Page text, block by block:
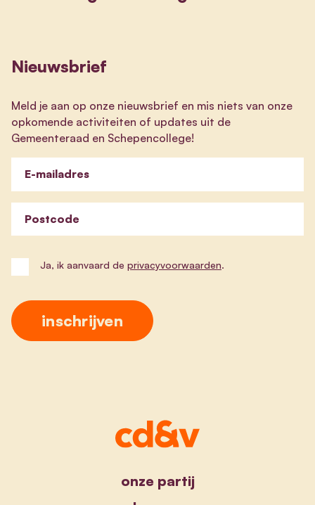
Nieuwsbrief
Meld je aan op onze nieuwsbrief en mis niets van onze
opkomende activiteiten of updates uit de
Gemeenteraad en Schepencollege!
E-mailadres
Postcode
Ja, ik aanvaard de privacyvoorwaarden.
onze partij